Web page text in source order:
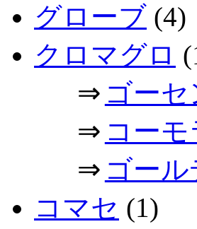
グローブ (4)
クロマグロ
⇒ ゴーセ
⇒ コーモ
⇒ ゴー
コマセ (1)